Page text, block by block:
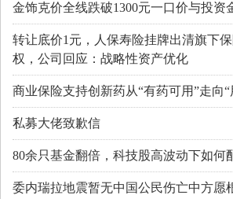
金饰克价全线跌破1300元一口价与投资
转让底价1元，人保寿险挂牌出清旗下
权，公司回应：战略性资产优化
商业保险支持创新药从“有药可用”走向
私募大佬致歉信
80余只基金翻倍，科技股高波动下如何
委内瑞拉地震暂无中国公民伤亡中方愿